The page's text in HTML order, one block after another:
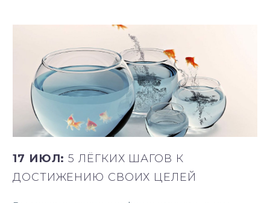
17 ИЮЛ:5 ЛЁГКИХ ШАГОВ К
ДОСТИЖЕНИЮ СВОИХ ЦЕЛЕЙ